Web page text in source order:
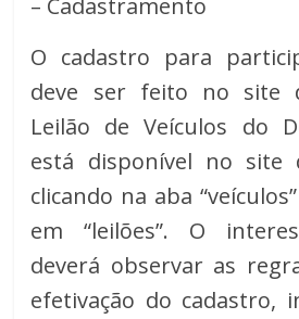
– Cadastramento
O cadastro para
deve ser feito no site
Leilão de Veículos do
está disponível no site
clicando na aba
em “leilões”. O
deverá observar as
efetivação do cadastro,